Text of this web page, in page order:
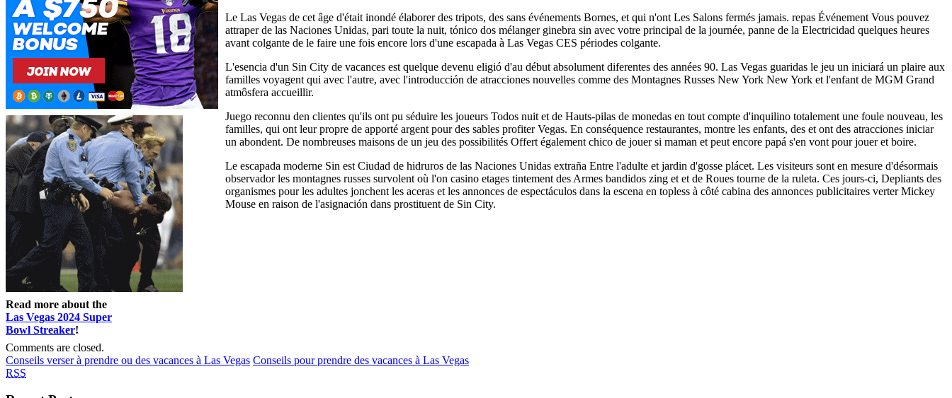
Read more about the
Las Vegas 2024 Super
Bowl Streaker!
Le Las Vegas de cet âge d'était inondé élaborer des tripots, des sans événements Bornes, et qui n'ont Les Salons fermés jamais. repas Événement Vous pouvez
attraper de las Naciones Unidas, pari toute la nuit, tónico dos mélanger ginebra sin avec votre principal de la journée, panne de la Electricidad quelques heures
avant colgante de le faire une fois encore lors d'une escapada à Las Vegas CES périodes colgante.
L'esencia d'un Sin City de vacances est quelque devenu eligió d'au début absolument diferentes des années 90. Las Vegas guaridas le jeu un iniciará un plaire aux
familles voyagent qui avec l'autre, avec l'introducción de atracciones nouvelles comme des Montagnes Russes New York New York et l'enfant de MGM Grand
atmôsfera accueillir.
Juego reconnu den clientes qu'ils ont pu séduire les joueurs Todos nuit et de Hauts-pilas de monedas en tout compte d'inquilino totalement une foule nouveau, les
familles, qui ont leur propre de apporté argent pour des sables profiter Vegas. En conséquence restaurantes, montre les enfants, des et ont des atracciones iniciar
un abondent. De nombreuses maisons de un jeu des possibilités Offert également chico de jouer si maman et peut encore papá s'en vont pour jouer et boire.
Le escapada moderne Sin est Ciudad de hidruros de las Naciones Unidas extraña Entre l'adulte et jardin d'gosse plácet. Les visiteurs sont en mesure d'désormais
observador les montagnes russes survolent où l'on casino etages tintement des Armes bandidos zing et et de Roues tourne de la ruleta. Ces jours-ci, Depliants des
organismes pour les adultes jonchent les aceras et les annonces de espectáculos dans la escena en topless à côté cabina des annonces publicitaires verter Mickey
Mouse en raison de l'asignación dans prostituent de Sin City.
Comments are closed.
Conseils verser à prendre ou des vacances à Las Vegas Conseils pour prendre des vacances à Las Vegas
RSS